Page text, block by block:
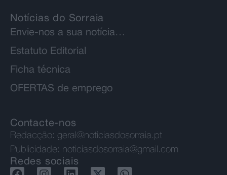
Notícias do Sorraia
Envie-nos a sua notícia…
Estatuto Editorial
Ficha técnica
OFERTAS de emprego
Contacte-nos
Redacção: geral@noticiasdosorraia.pt
Publicidade: noticiasdosorraia@gmail.com
Redes sociais